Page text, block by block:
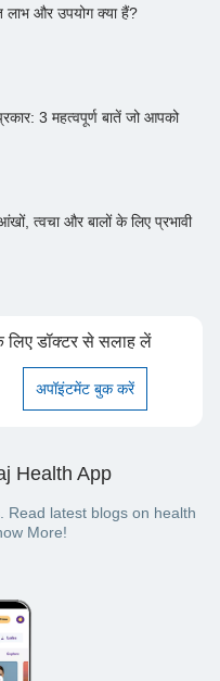
लाभ और उपयोग क्या हैं?
3 महत्वपूर्ण बातें जो आपको
त्वचा और बालों के लिए प्रभावी
लिए डॉक्टर से सलाह लें
अपॉइंटमेंट बुक करें
Health App
Read latest blogs on health
More!